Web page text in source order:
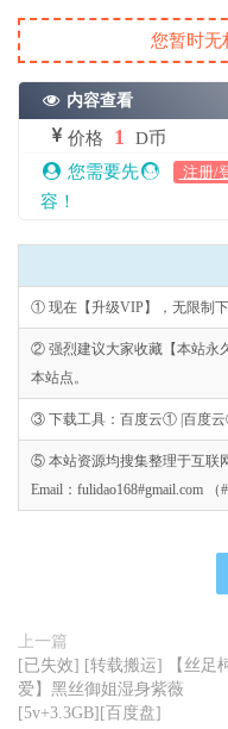
您暂时无
内容查看
价格 1
D币
您需要先
注册/
容！
① 现在【升级VIP】，无限制
② 强烈建议大家收藏【本站永
本站点。
③ 下载工具：百度云① |百度云
⑤ 本站资源均搜集整理于互联
Email：fulidao168#gmail.com （#
上一篇
[已失效] [转载搬运] 【丝足
爱】黑丝御姐湿身紫薇
[5v+3.3GB][百度盘]